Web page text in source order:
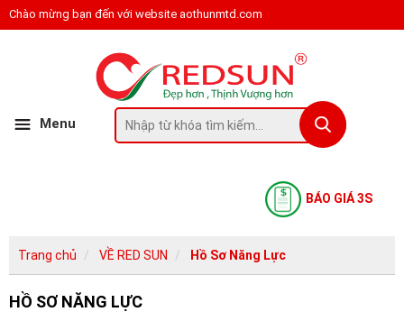
Chào mừng bạn đến với website aothunmtd.com
Menu
BÁO GIÁ 3S
Trang chủ VỀ RED SUN Hồ Sơ Năng Lực
HỒ SƠ NĂNG LỰC